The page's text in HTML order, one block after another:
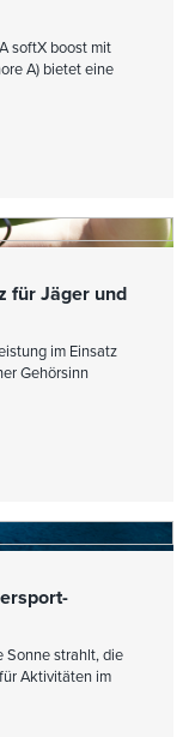
softX boost mit
A) bietet eine
für Jäger und
im Einsatz
Gehörsinn
Sonne strahlt, die
Aktivitäten im